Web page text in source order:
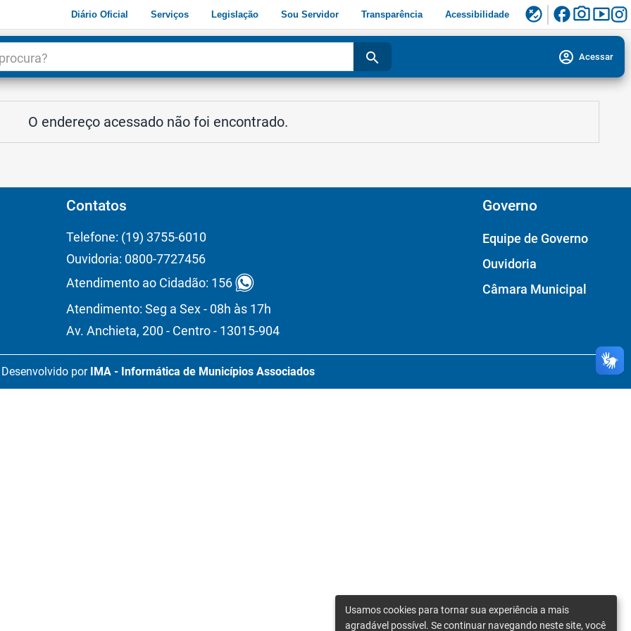
Diário Oficial Serviços Legislação Sou Servidor Transparência Acessibilidade flaky facebookphoto_camerasmart_display
search account_circle Acessar
O endereço acessado não foi encontrado.
Contatos
Telefone: (19) 3755-6010
Ouvidoria: 0800-7727456
Atendimento ao Cidadão: 156
Atendimento: Seg a Sex - 08h às 17h
Av. Anchieta, 200 - Centro - 13015-904
Governo
Equipe de Governo
Ouvidoria
Câmara Municipal
Desenvolvido por IMA - Informática de Municípios Associados
Usamos cookies para tornar sua experiência a mais
agradável possível. Se continuar navegando neste site, você